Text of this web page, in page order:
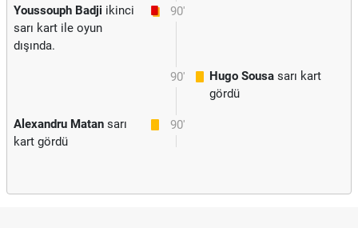
90'
Youssouph Badji ikinci
sarı kart ile oyun
dışında.
90' Hugo Sousa sarı kart
gördü
90'
Alexandru Matan sarı
kart gördü